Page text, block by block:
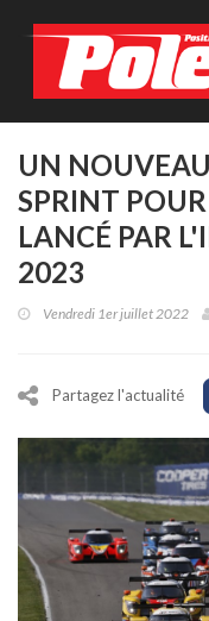
UN
SPRINT
LANCÉ PAR
2023
Vendredi 1er juillet 2022
Partagez l'actualité